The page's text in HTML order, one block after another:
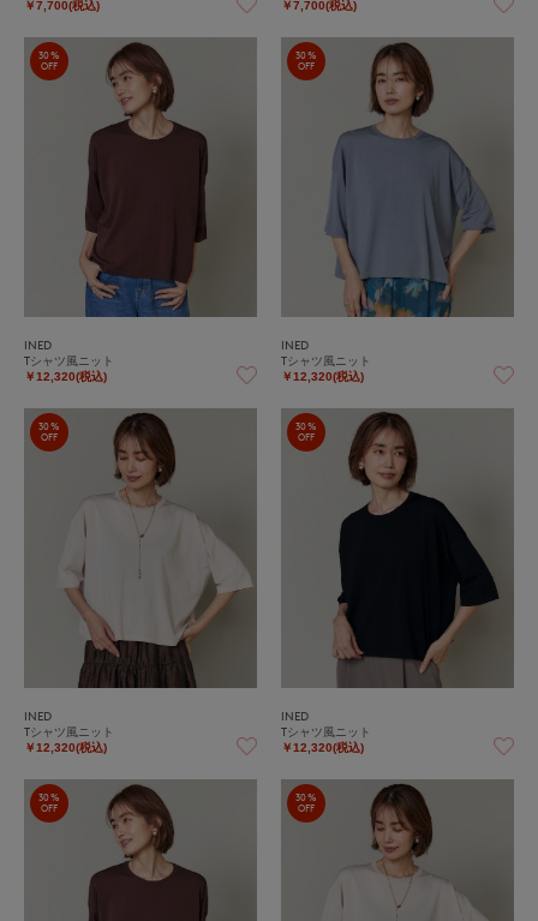
￥7,700(税込) ￥7,700(税込)
30%
OFF
INED
Tシャツ風ニット
￥12,320(税込)
30%
OFF
INED
Tシャツ風ニット
￥12,320(税込)
30%
OFF
INED
Tシャツ風ニット
￥12,320(税込)
30%
OFF
INED
Tシャツ風ニット
￥12,320(税込)
30%
OFF
30%
OFF